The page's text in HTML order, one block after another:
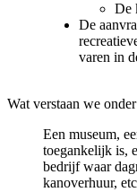
De
De
varen in
Wat verstaan we
Een museum,
toegankelijk is,
bedrijf waar
kanoverhuur,